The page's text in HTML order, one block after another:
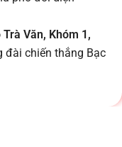
Trà Văn, Khóm 1,
đài chiến thắng Bạc